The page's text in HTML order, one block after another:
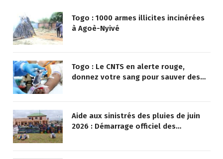
Togo : 1000 armes illicites incinérées
à Agoè-Nyivé
Togo : Le CNTS en alerte rouge,
donnez votre sang pour sauver des
Aide aux sinistrés des pluies de juin
2026 : Démarrage officiel des